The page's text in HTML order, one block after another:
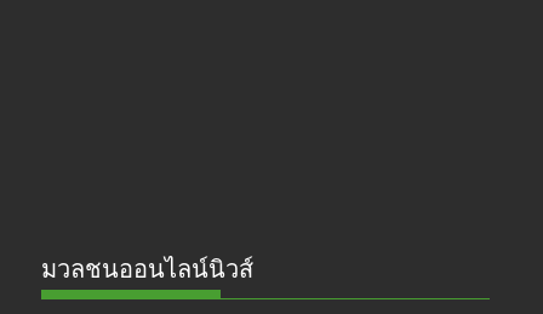
มวลชนออนไลน์นิวส์